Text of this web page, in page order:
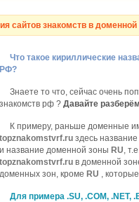
сайтов знакомств в
Что такое кириллические
РФ?
Знаете то что, сейчас очень
знакомств рф ? Давайте
К примеру, раньше доменные
topznakomstvrf.ru здесь
и название доменной зоны RU,
topznakomstvrf.ru в доменной
доменных зон, кроме RU ,
Для примера .SU, .COM, .NET,